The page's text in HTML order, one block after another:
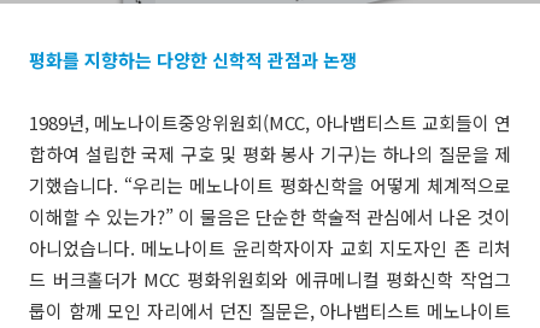
평화를 지향하는 다양한 신학적 관점과 논쟁
1989년, 메노나이트중앙위원회(MCC, 아나뱁티스트 교회들이 연
합하여 설립한 국제 구호 및 평화 봉사 기구)는 하나의 질문을 제
기했습니다. “우리는 메노나이트 평화신학을 어떻게 체계적으로
이해할 수 있는가?” 이 물음은 단순한 학술적 관심에서 나온 것이
아니었습니다. 메노나이트 윤리학자이자 교회 지도자인 존 리처
드 버크홀더가 MCC 평화위원회와 에큐메니컬 평화신학 작업그
룹이 함께 모인 자리에서 던진 질문은, 아나뱁티스트 메노나이트